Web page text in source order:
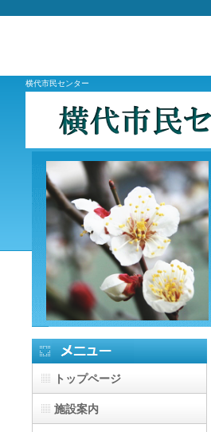
横代市民センター
トップページ
施設案内